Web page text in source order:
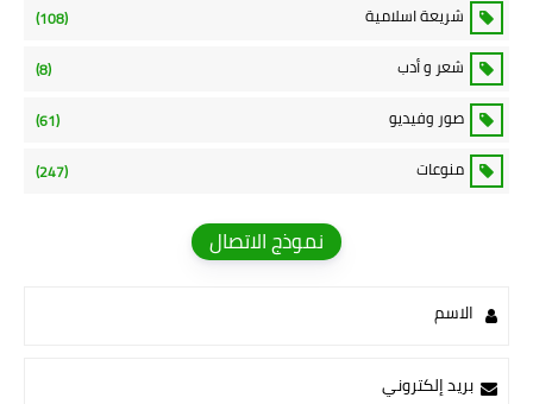
شريعة اسلامية (108)
شعر و أدب (8)
صور وفيديو (61)
منوعات (247)
نموذج الاتصال
الاسم
بريد إلكتروني